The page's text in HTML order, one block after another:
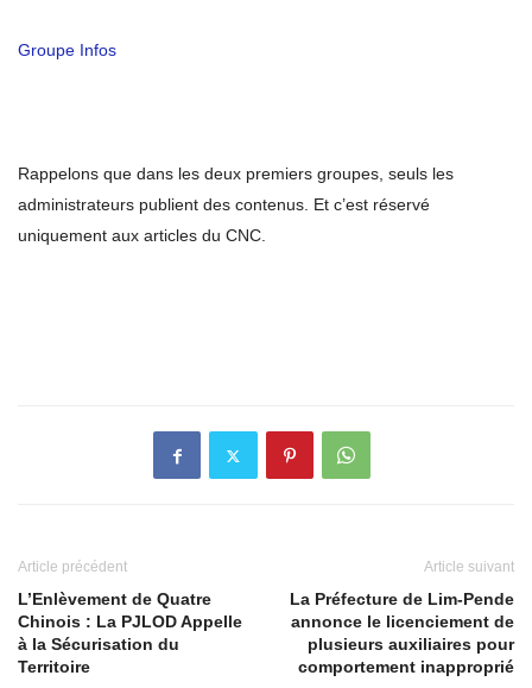
Groupe Infos
Rappelons que dans les deux premiers groupes, seuls les
administrateurs publient des contenus. Et c’est réservé
uniquement aux articles du CNC.
Article précédent
L’Enlèvement de Quatre
Chinois : La PJLOD Appelle
à la Sécurisation du
Territoire
Article suivant
La Préfecture de Lim-Pende
annonce le licenciement de
plusieurs auxiliaires pour
comportement inapproprié